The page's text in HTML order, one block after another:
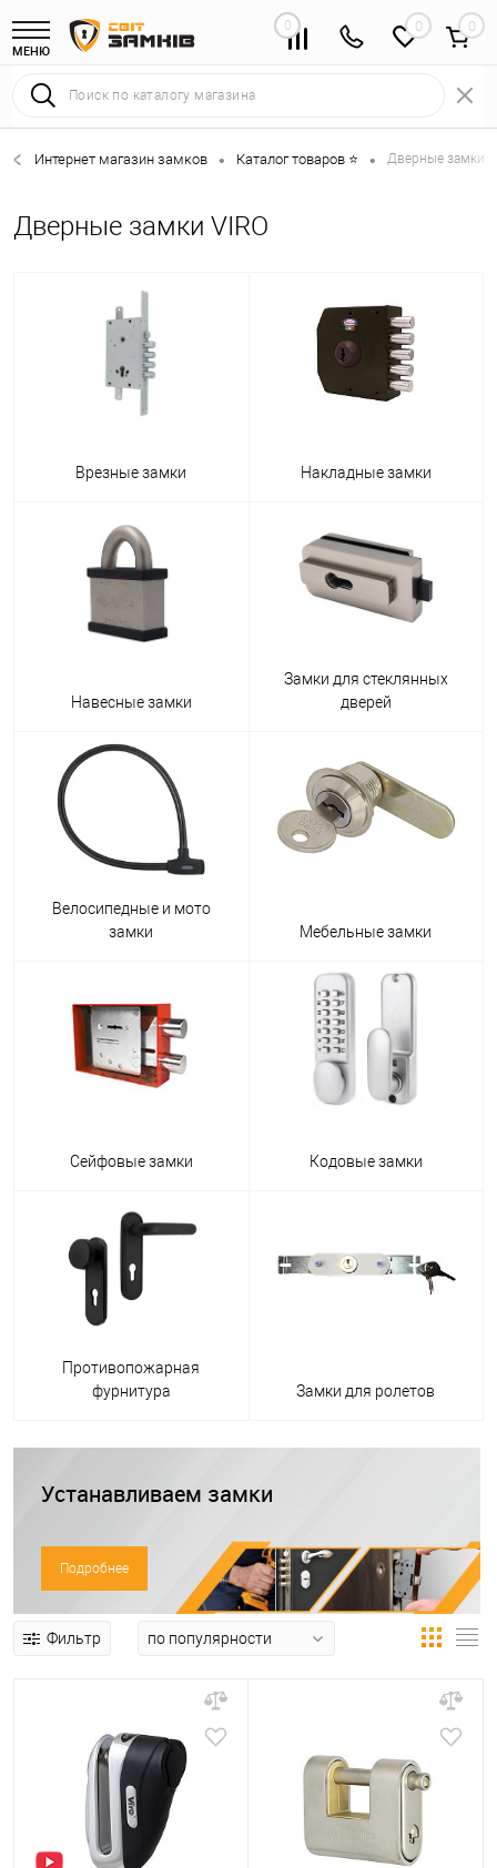
МЕНЮ
0 0
Интернет магазин замков • Каталог товаров ⭐ • Дверные замки
Дверные замки VIRO
Врезные замки Накладные замки
Навесные замки
Замки для стеклянных
дверей
Велосипедные и мото
замки
Мебельные замки
Сейфовые замки Кодовые замки
Противопожарная
фурнитура
Замки для ролетов
Устанавливаем замки
Подробнее
Фильтр